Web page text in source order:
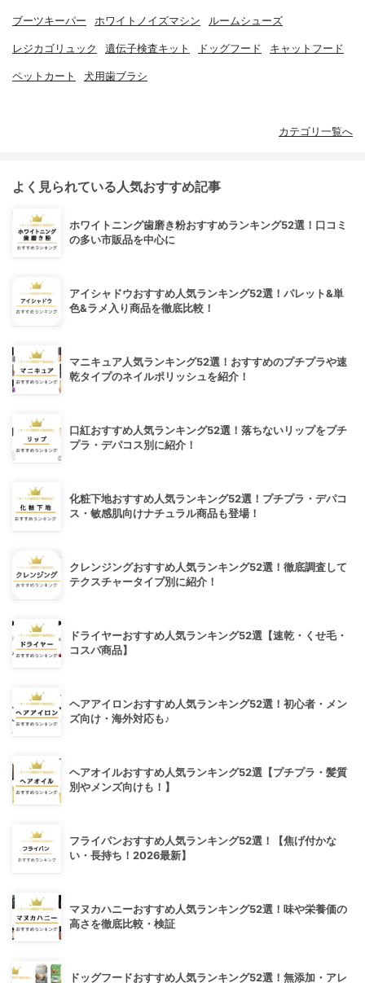
ブーツキーパー ホワイトノイズマシン ルームシューズ
レジカゴリュック 遺伝子検査キット ドッグフード キャットフード
ペットカート 犬用歯ブラシ
カテゴリ一覧へ
よく見られている人気おすすめ記事
ホワイトニング歯磨き粉おすすめランキング52選！口コミ
の多い市販品を中心に
アイシャドウおすすめ人気ランキング52選！パレット&単
色&ラメ入り商品を徹底比較！
マニキュア人気ランキング52選！おすすめのプチプラや速
乾タイプのネイルポリッシュを紹介！
口紅おすすめ人気ランキング52選！落ちないリップをプチ
プラ・デパコス別に紹介！
化粧下地おすすめ人気ランキング52選！プチプラ・デパコ
ス・敏感肌向けナチュラル商品も登場！
クレンジングおすすめ人気ランキング52選！徹底調査して
テクスチャータイプ別に紹介！
ドライヤーおすすめ人気ランキング52選【速乾・くせ毛・
コスパ商品】
ヘアアイロンおすすめ人気ランキング52選！初心者・メン
ズ向け・海外対応も♪
ヘアオイルおすすめ人気ランキング52選【プチプラ・髪質
別やメンズ向けも！】
フライパンおすすめ人気ランキング52選！【焦げ付かな
い・長持ち！2026最新】
マヌカハニーおすすめ人気ランキング52選！味や栄養価の
高さを徹底比較・検証
ドッグフードおすすめ人気ランキング52選！無添加・アレ